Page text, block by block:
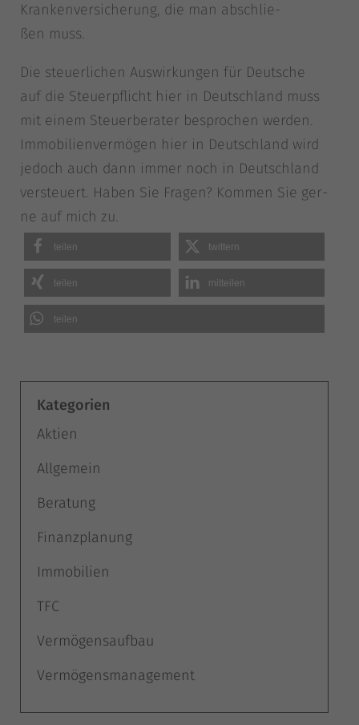
Kran­ken­ver­si­che­rung, die man abschlie­
ßen muss.
Die steu­er­li­chen Aus­wir­kun­gen für Deut­sche
auf die Steu­er­pflicht hier in Deutsch­land muss
mit einem Steu­er­be­ra­ter bespro­chen wer­den.
Immo­bi­li­en­ver­mö­gen hier in Deutsch­land wird
jedoch auch dann immer noch in Deutsch­land
ver­steu­ert. Haben Sie Fra­gen? Kom­men Sie ger­
ne auf mich zu.
tei­len twit­tern
tei­len mit­tei­len
tei­len
Kategorien
Aktien
Allgemein
Beratung
Finanzplanung
Immobilien
TFC
Vermögensaufbau
Vermögensmanagement